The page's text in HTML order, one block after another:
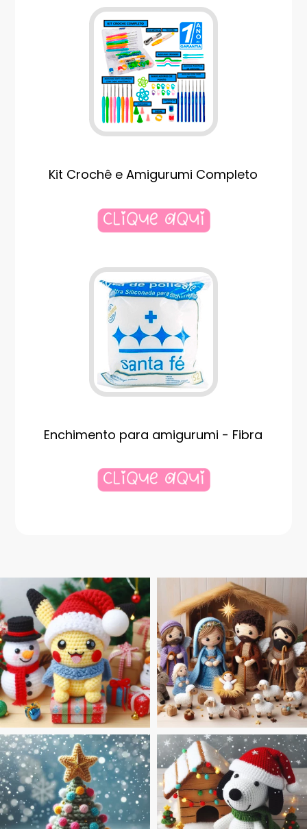
Kit Crochê e Amigurumi Completo
Enchimento para amigurumi - Fibra